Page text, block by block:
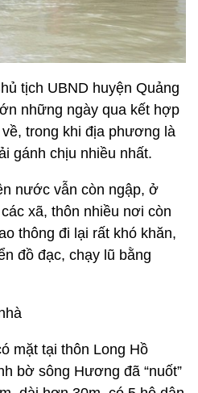
tịch UBND huyện Quảng
những ngày qua kết hợp
trong khi địa phương là
gánh chịu nhiều nhất.
nước vẫn còn ngập, ở
xã, thôn nhiều nơi còn
thông đi lại rất khó khăn,
đồ đạc, chạy lũ bằng
mặt tại thôn Long Hồ
bờ sông Hương đã “nuốt”